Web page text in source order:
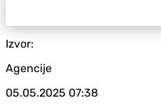
Izvor:
Agencije
05.05.2025 07:38